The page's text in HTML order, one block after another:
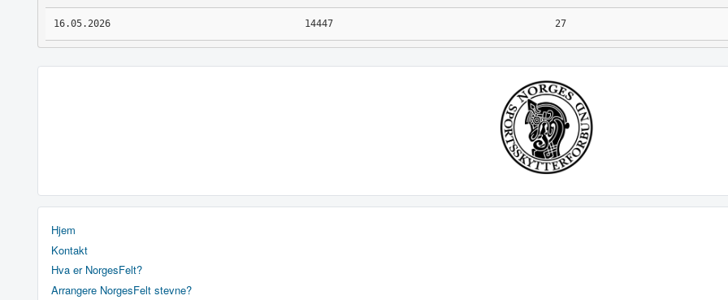
16.05.2026 14447 27
Hjem
Kontakt
Hva er NorgesFelt?
Arrangere NorgesFelt stevne?